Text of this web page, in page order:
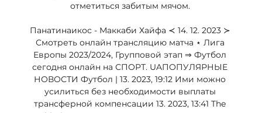
отметиться забитым мячом.
Панатинаикос - Маккаби Хайфа ≺ 14. 12. 2023 ≻
Смотреть онлайн трансляцию матча ⋆ Лига
Европы 2023/2024, Групповой этап ⇒ Футбол
сегодня онлайн на СПОРТ. UAПОПУЛЯРНЫЕ
НОВОСТИ Футбол | 13. 2023, 19:12 Ими можно
усилиться без необходимости выплаты
трансферной компенсации 13. 2023, 13:41 The